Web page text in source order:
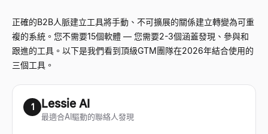
正確的B2B人脈建立工具將手動、不可擴展的關係建立轉變為可重
複的系統。您不需要15個軟體 — 您需要2-3個涵蓋發現、參與和
跟進的工具。以下是我們看到頂級GTM團隊在2026年結合使用的
三個工具。
1 Lessie AI
最適合AI驅動的聯絡人發現